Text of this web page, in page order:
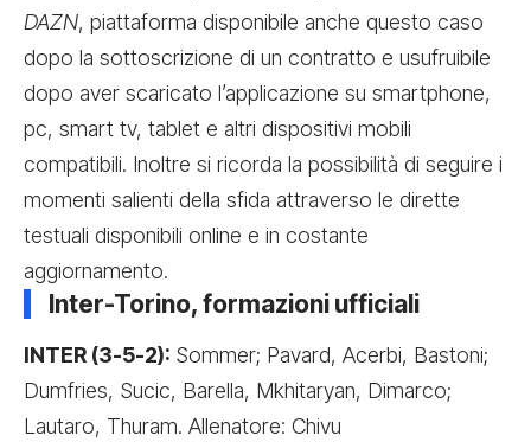
DAZN, piattaforma disponibile anche questo caso
dopo la sottoscrizione di un contratto e usufruibile
dopo aver scaricato l’applicazione su smartphone,
pc, smart tv, tablet e altri dispositivi mobili
compatibili. Inoltre si ricorda la possibilità di seguire i
momenti salienti della sfida attraverso le dirette
testuali disponibili online e in costante
aggiornamento.
Inter-Torino, formazioni ufficiali
INTER (3-5-2): Sommer; Pavard, Acerbi, Bastoni;
Dumfries, Sucic, Barella, Mkhitaryan, Dimarco;
Lautaro, Thuram. Allenatore: Chivu